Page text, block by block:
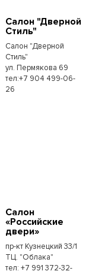
Салон "Дверной
Стиль"
Салон "Дверной
Стиль"
ул. Пермякова 69
тел:+7 904 499-06-
26
Салон
«Российские
двери»
пр-кт Кузнецкий 33/1
ТЦ. "Облака"
тел: +7 991 372-32-